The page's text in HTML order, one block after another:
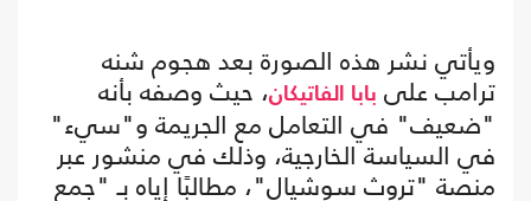
ويأتي نشر هذه الصورة بعد هجوم شنه
ترامب على بابا الفاتيكان، حيث وصفه بأنه
"ضعيف" في التعامل مع الجريمة و"سيء"
في السياسة الخارجية، وذلك في منشور عبر
منصة "تروث سوشيال"، مطالبًا إياه بـ "جمع